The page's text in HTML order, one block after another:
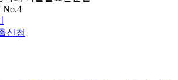
No.4
신청